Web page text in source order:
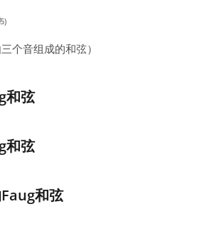
5)
个音组成的和弦）
和弦
和弦
和弦